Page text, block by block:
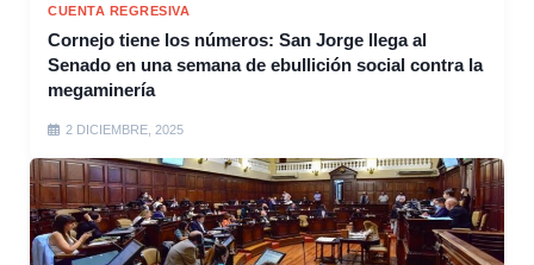
CUENTA REGRESIVA
Cornejo tiene los números: San Jorge llega al
Senado en una semana de ebullición social contra la
megaminería
2 DICIEMBRE, 2025